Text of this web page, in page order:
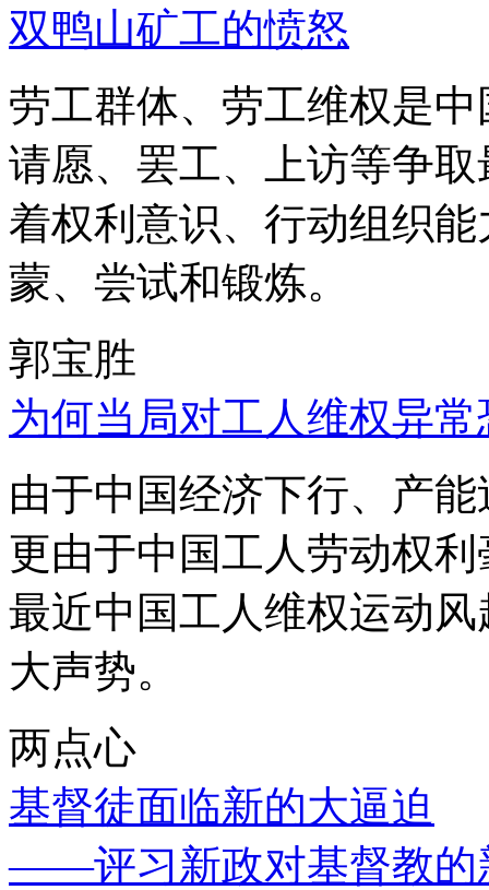
双鸭山矿工的愤怒
劳工群体、劳工维权是
请愿、罢工、上访等争
着权利意识、行动组织
蒙、尝试和锻炼。
郭宝胜
为何当局对工人维权异
由于中国经济下行、产
更由于中国工人劳动权
最近中国工人维权运动
大声势。
两点心
基督徒面临新的大逼迫
——评习新政对基督教的